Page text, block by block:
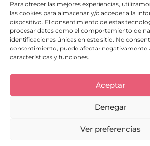
Para ofrecer las mejores experiencias,
las cookies para almacenar y/o acceder a la
dispositivo. El consentimiento de estas
procesar datos como el comportamiento de
identificaciones únicas en este sitio. No
consentimiento, puede afectar negativamente
características y funciones.
Aceptar
Denegar
Ver preferencias
Aviso Legal
Descargo de responsabilidad
Términos y condiciones
Política de Envíos
Política de Reembolso
¿Qué hacemos?